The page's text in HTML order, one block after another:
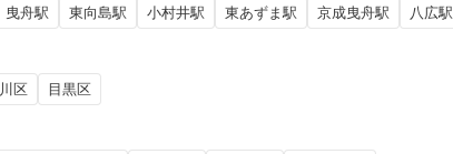
曳舟駅 東向島駅 小村井駅 東あずま駅 京成曳舟駅 八広駅
区 目黒区